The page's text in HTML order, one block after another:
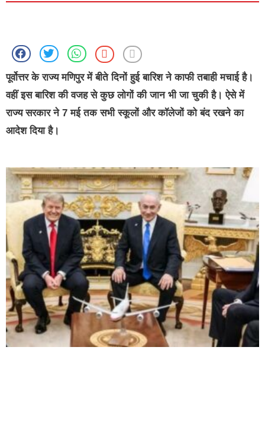
पूर्वोत्तर के राज्य मणिपुर में बीते दिनों हुई बारिश ने काफी तबाही मचाई है।
वहीं इस बारिश की वजह से कुछ लोगों की जान भी जा चुकी है। ऐसे में
राज्य सरकार ने 7 मई तक सभी स्कूलों और कॉलेजों को बंद रखने का
आदेश दिया है।